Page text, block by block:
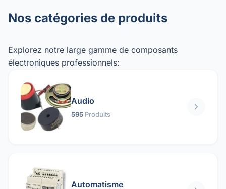
Nos catégories de produits
Explorez notre large gamme de composants
électroniques professionnels:
Audio
595 Produits
Automatisme